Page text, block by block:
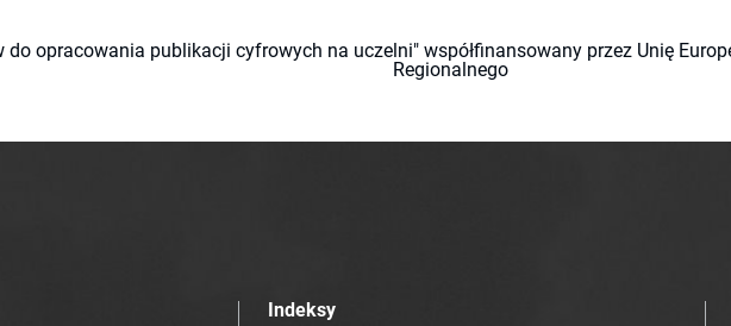
do opracowania publikacji cyfrowych na uczelni" współfinansowany przez Unię
Regionalnego
Indeksy